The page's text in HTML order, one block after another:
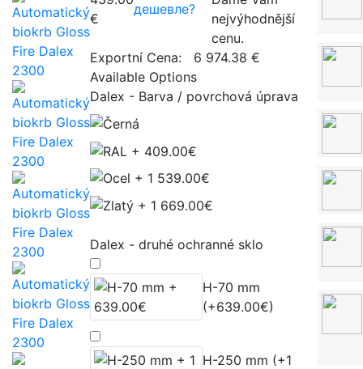
€
дешевле?
nejvýhodnější
cenu.
Exportní Cena:
6 974.38 €
Available Options
Dalex - Barva / povrchová úprava
Dalex - druhé ochranné sklo
H-70 mm
(+639.00€)
H-250 mm (+1